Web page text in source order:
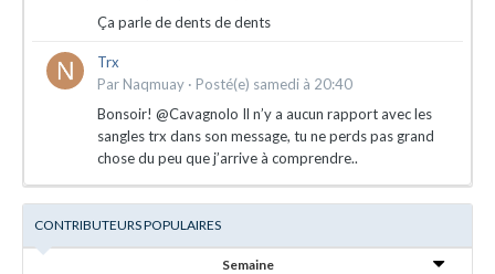
Ça parle de dents de dents
Trx
Par Naqmuay · Posté(e) samedi à 20:40
Bonsoir! @Cavagnolo Il n’y a aucun rapport avec les
sangles trx dans son message, tu ne perds pas grand
chose du peu que j’arrive à comprendre..
CONTRIBUTEURS POPULAIRES
Semaine